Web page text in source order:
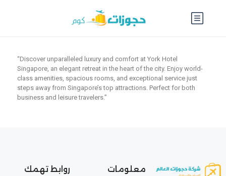
“Discover unparalleled luxury and comfort at York Hotel
Singapore, an elegant retreat in the heart of the city. Enjoy world-
class amenities, spacious rooms, and exceptional service just
steps away from Singapore’s top attractions. Perfect for both
business and leisure travelers.”
معلومات
روابط تهمك